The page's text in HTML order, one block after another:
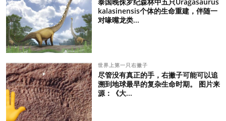
kalasinensis个体的生命重建，伴随一
对喙嘴龙类...
世界上第一只右撇子
尽管没有真正的手，右撇子可能可以追
溯到地球最早的复杂生命时期。 图片来
源：《大...